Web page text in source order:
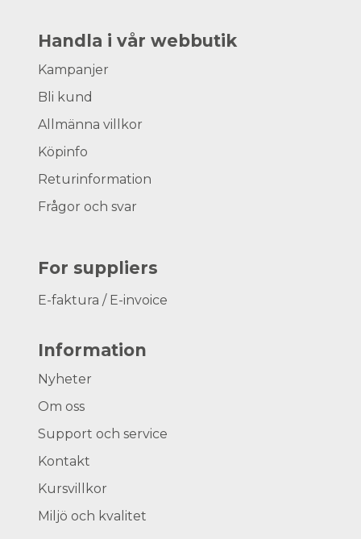
Handla i vår webbutik
Kampanjer
Bli kund
Allmänna villkor
Köpinfo
Returinformation
Frågor och svar
For suppliers
E-faktura / E-invoice
Information
Nyheter
Om oss
Support och service
Kontakt
Kursvillkor
Miljö och kvalitet